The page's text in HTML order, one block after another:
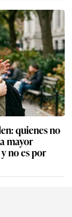
quienes no
mayor
no es por